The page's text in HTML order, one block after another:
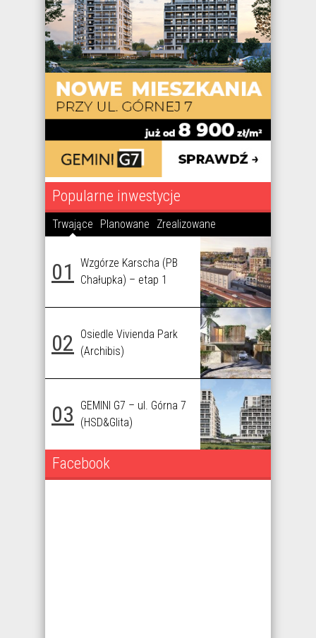
Popularne inwestycje
Trwające Planowane Zrealizowane
01
Wzgórze Karscha (PB
Chałupka) – etap 1
02
Osiedle Vivienda Park
(Archibis)
03
GEMINI G7 – ul. Górna 7
(HSD&Glita)
Facebook